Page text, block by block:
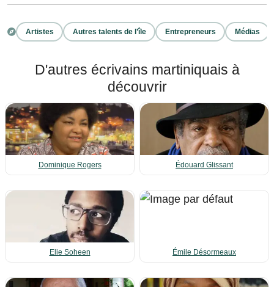
Artistes Autres talents de l’île Entrepreneurs Médias
D'autres écrivains martiniquais à
découvrir
Dominique Rogers Édouard Glissant
Elie Soheen Émile Désormeaux